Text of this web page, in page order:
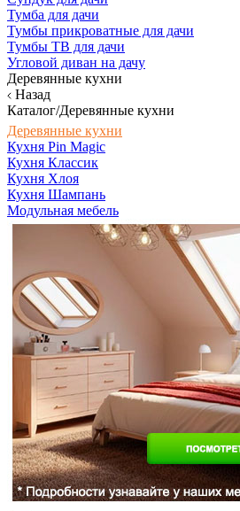
Тумба для дачи
Тумбы прикроватные для дачи
Тумбы ТВ для дачи
Угловой диван на дачу
Деревянные кухни
Назад
Каталог/Деревянные кухни
Деревянные кухни
Кухня Pin Magic
Кухня Классик
Кухня Хлоя
Кухня Шампань
Модульная мебель